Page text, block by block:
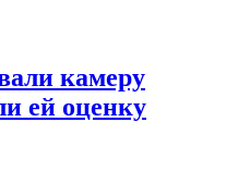
камеру
ей оценку